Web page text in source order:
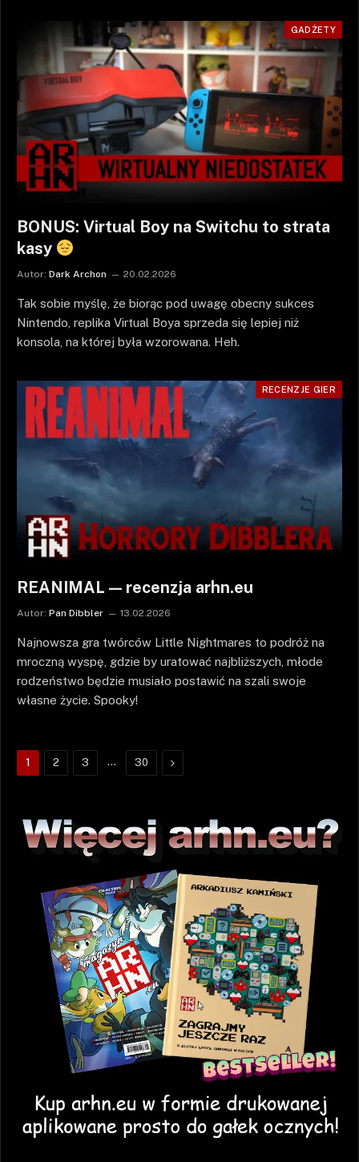
GADŻETY
BONUS: Virtual Boy na Switchu to strata
kasy
Autor: Dark Archon 20.02.2026
Tak sobie myślę, że biorąc pod uwagę obecny sukces
Nintendo, replika Virtual Boya sprzeda się lepiej niż
konsola, na której była wzorowana. Heh.
RECENZJE GIER
REANIMAL — recenzja arhn.eu
Autor: Pan Dibbler 13.02.2026
Najnowsza gra twórców Little Nightmares to podróż na
mroczną wyspę, gdzie by uratować najbliższych, młode
rodzeństwo będzie musiało postawić na szali swoje
własne życie. Spooky!
1 2 3 … 30 Następne